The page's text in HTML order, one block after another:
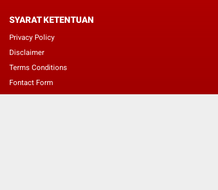
SYARAT KETENTUAN
Privacy Policy
Disclaimer
Terms Conditions
Fontact Form